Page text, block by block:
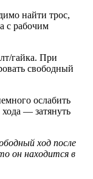
найти трос,
с рабочим
гайка. При
свободный
ослабить
— затянуть
ход после
он находится в